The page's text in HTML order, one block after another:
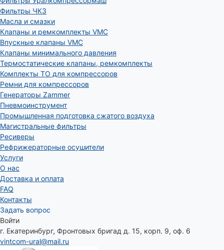
Фильтры ЧКЗ
Масла и смазки
Клапаны и ремкомплекты VMC
Впускные клапаны VMC
Клапаны минимального давления
Термостатические клапаны, ремкомплекты
Комплекты ТО для компрессоров
Ремни для компрессоров
Генераторы Zammer
Пневмоинструмент
Промышленная подготовка сжатого воздуха
Магистральные фильтры
Ресиверы
Рефрижераторные осушители
Услуги
О нас
Доставка и оплата
FAQ
Контакты
Задать вопрос
Войти
г. Екатеринбург, Фронтовых бригад д. 15, корп. 9, оф. 6
vintcom-ural@mail.ru